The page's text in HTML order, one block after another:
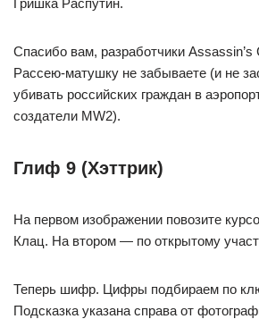
Гришка Распутин.
Спасибо вам, разработчики Assassin’s
Рассею-матушку не забываете (и не
убивать российских граждан в
создатели MW2).
Глиф 9 (Хэттрик)
На первом изображении повозите
Клац. На втором — по открытому
Теперь шифр. Цифры подбираем по
Подсказка указана справа от